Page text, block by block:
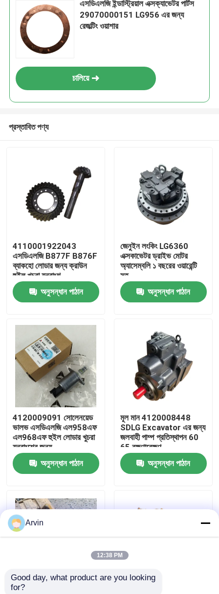
আমাদের সম্পর্কে
কারখানা ভ্রমণ
মান নিয়ন্ত্রণ
আমাদের সাথে যোগাযোগ করুন
উদ্ধৃতির জন্য আবেদন
কামিন্স খুচরা যন্ত্রাংশ
এসডিএলজি ইন্ডাস্ট্রিয়াল এক্সক্যাভেটর পার্টস
29070000151 LG956 এর জন্য
রেজল্টিং ওয়াশার
চালিয়ে
প্রস্তাবিত পণ্য
4110001922043
এসডিএলজি B877F B876F
ব্যাকহো লোডার জন্য ক্রাউন
হুইল খুচরা যন্ত্রাংশ
অনুসন্ধান পাঠান
জেনুইন লংকিং LG6360
এক্সকাভেটর ড্রাইভ মোটর
অ্যাসেম্বলি ১ বছরের ওয়ারেন্টি
সহ
অনুসন্ধান পাঠান
4120009091 সোলেনয়েড
ভালভ এসডিএলজি এল958এফ
এল968এফ হুইল লোডার খুচরা
যন্ত্রাংশের জন্য
অনুসন্ধান পাঠান
মূল মান 4120008448
SDLG Excavator এর জন্য
জলবাহী পাম্প প্রতিস্থাপন 60
65 রক্ষণাবেক্ষণ
অনুসন্ধান পাঠান
4110002988 ब्रेक
Arvin
12:38 PM
Good day, what product are you looking
for?